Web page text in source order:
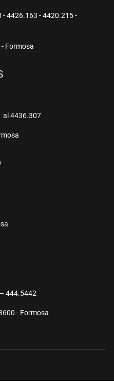
4426.163 - 4420.215 -
- Formosa
al 4436.307
444.5442
- Formosa